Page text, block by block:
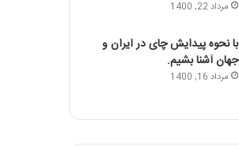
مرداد 22, 1400
با نحوه پیدایش چای در ایران و
جهان آشنا بشیم.
مرداد 16, 1400